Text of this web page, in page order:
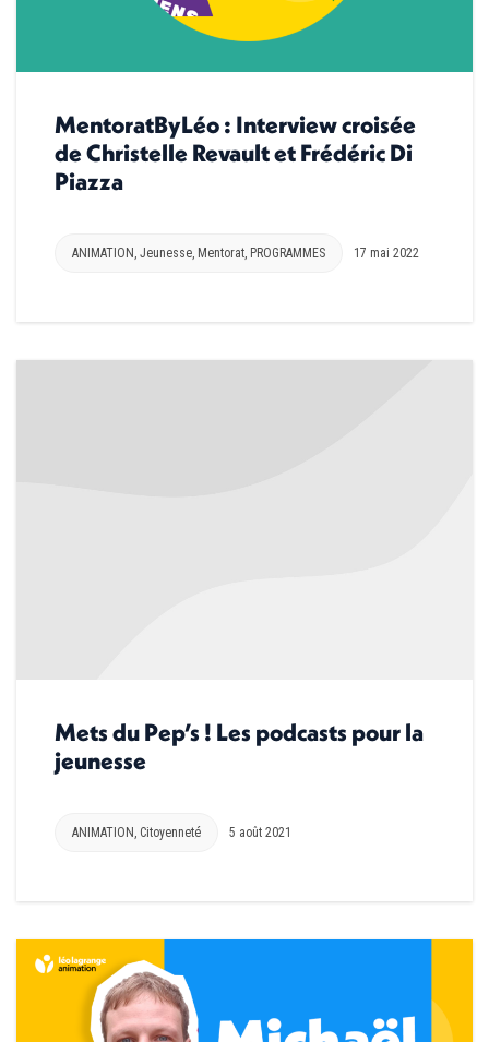
MentoratByLéo : Interview croisée
de Christelle Revault et Frédéric Di
Piazza
ANIMATION , Jeunesse, Mentorat, PROGRAMMES 17 mai 2022
Mets du Pep’s ! Les podcasts pour la
jeunesse
ANIMATION, Citoyenneté 5 août 2021